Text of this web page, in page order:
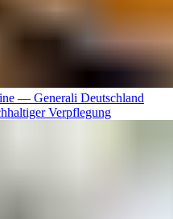
— Generali Deutschland
Verpflegung